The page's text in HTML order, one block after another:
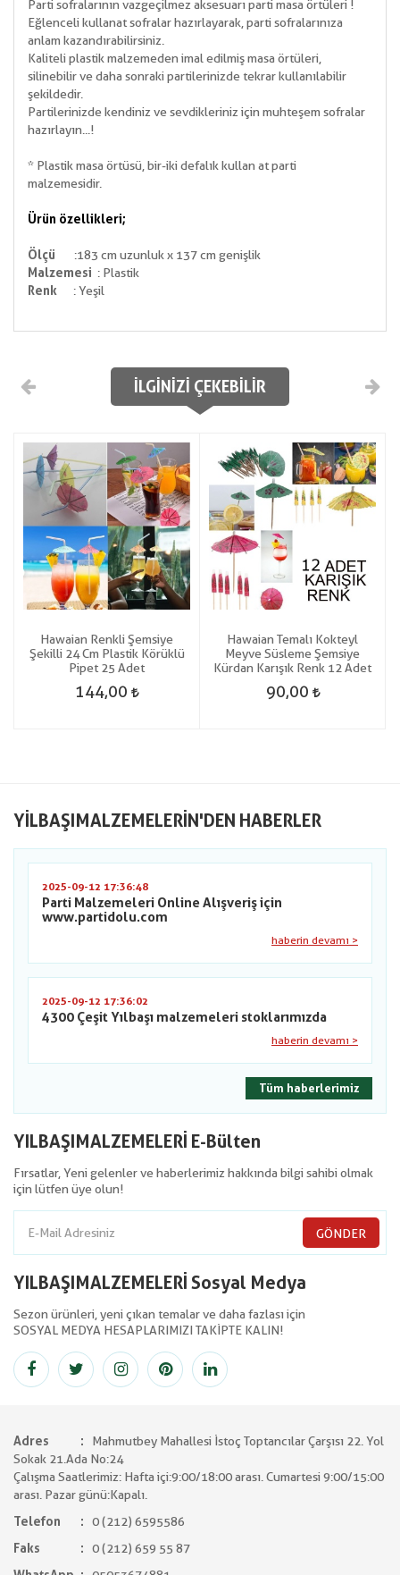
Parti sofralarının vazgeçilmez aksesuarı parti masa örtüleri !
Eğlenceli kullanat sofralar hazırlayarak, parti sofralarınıza
anlam kazandırabilirsiniz.
Kaliteli plastik malzemeden imal edilmiş masa örtüleri,
silinebilir ve daha sonraki partilerinizde tekrar kullanılabilir
şekildedir.
Partilerinizde kendiniz ve sevdikleriniz için muhteşem sofralar
hazırlayın...!
* Plastik masa örtüsü, bir-iki defalık kullan at parti
malzemesidir.
Ürün özellikleri;
Ölçü
: 183 cm uzunluk x 137 cm genişlik
Malzemesi : Plastik
Renk
: Yeşil
İLGINIZI ÇEKEBILIR
Hawaian Renkli Şemsiye
Şekilli 24 Cm Plastik Körüklü
Pipet 25 Adet
144,00
Hawaian Temalı Kokteyl
Meyve Süsleme Şemsiye
Kürdan Karışık Renk 12 Adet
90,00
YILBAŞIMALZEMELERIN'DEN HABERLER
2025-09-12 17:36:48
Parti Malzemeleri Online Alışveriş için
www.partidolu.com
haberin devamı >
2025-09-12 17:36:02
4300 Çeşit Yılbaşı malzemeleri stoklarımızda
haberin devamı >
Tüm haberlerimiz
YILBAŞIMALZEMELERİ E-Bülten
Fırsatlar, Yeni gelenler ve haberlerimiz hakkında bilgi sahibi olmak
için lütfen üye olun!
GÖNDER
YILBAŞIMALZEMELERİ Sosyal Medya
Sezon ürünleri, yeni çıkan temalar ve daha fazlası için
SOSYAL MEDYA HESAPLARIMIZI TAKİPTE KALIN!
Adres
Mahmutbey Mahallesi İstoç Toptancılar Çarşısı 22. Yol
Sokak 21.Ada No:24
Çalışma Saatlerimiz: Hafta içi:9:00/18:00 arası. Cumartesi 9:00/15:00
arası. Pazar günü:Kapalı.
Telefon
0 (212) 6595586
Faks
0 (212) 659 55 87